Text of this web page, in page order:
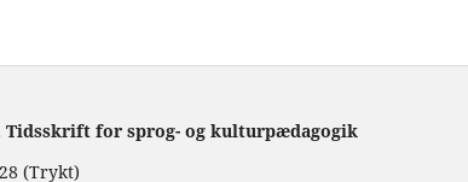
Tidsskrift for sprog- og kulturpædagogik
(Trykt)